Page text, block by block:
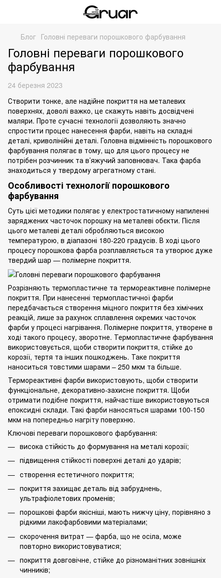
Блог Головні переваги порошкового фарбування
Головні переваги порошкового
фарбування
24 березня 2023
Створити тонке, але надійне покриття на металевих
поверхнях, доволі важко, це скажуть навіть досвідчені
маляри. Проте сучасні технології дозволяють значно
спростити процес нанесення фарби, навіть на складні
деталі, криволінійні деталі. Головна відмінність порошкового
фарбування полягає в тому, що для цього процесу не
потрібен розчинник та в’яжучий заповнювач. Така фарба
знаходиться у твердому агрегатному стані.
Особливості технології порошкового
фарбування
Суть цієї методики полягає у електростатичному напиленні
заряджених часточок порошку на металеві обєкти. Після
цього металеві деталі обробляються високою
температурою, в діапазоні 180-220 градусів. В ході цього
процесу порошкова фарба розплавляється та утворює дуже
твердий шар — полімерне покриття.
Розрізняють термопластичне та термореактивне полімерне
покриття. При нанесенні термопластичної фарби
передбачається створення міцного покриття без хімічних
реакцій, лише за рахунок сплавлення окремих часточок
фарби у процесі нагрівання. Полімерне покриття, утворене в
ході такого процесу, зворотне. Термопластичне фарбування
використовується, щоби створити покриття, стійке до
корозії, тертя та інших пошкоджень. Таке покриття
наноситься товстими шарами – 250 мкм та більше.
Термореактивні фарби використовують, щоби створити
функціональне, декоративно-захисне покриття. Щоби
отримати подібне покриття, найчастіше використовуються
епоксидні склади. Такі фарби наносяться шарами 100-150
мкм на попередньо нагріту поверхню.
Ключові переваги порошкового фарбування:
висока стійкість до формування на металі корозії;
підвищення стійкості поверхні деталі до ударів;
створення естетичного покриття;
покриття захищає деталь від забруднень,
ультрафіолетових променів;
порошкові фарби якісніші, мають нижчу ціну, порівняно з
рідкими лакофарбовими матеріалами;
скорочення витрат — фарба, що не осіла, може
повторно використовуватися;
покриття довговічне, стійке до різноманітних зовнішніх
чинників;